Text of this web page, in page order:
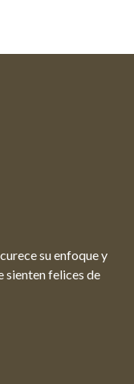
su enfoque y
sienten felices de